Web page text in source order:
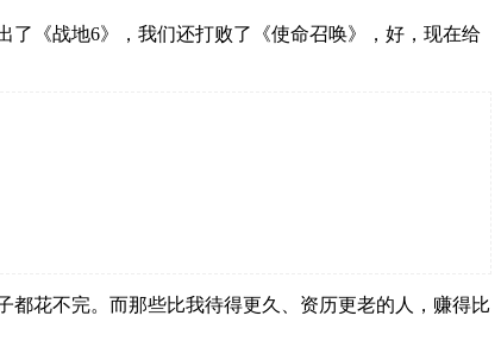
了《战地6》，我们还打败了《使命召唤》，好，现在给
都花不完。而那些比我待得更久、资历更老的人，赚得比